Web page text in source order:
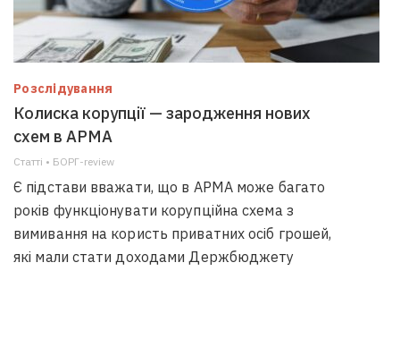
Розслідування
Колиска корупції — зародження нових
схем в АРМА
Статті • БОРГ-review
Є підстави вважати, що в АРМА може багато
років функціонувати корупційна схема з
вимивання на користь приватних осіб грошей,
які мали стати доходами Держбюджету